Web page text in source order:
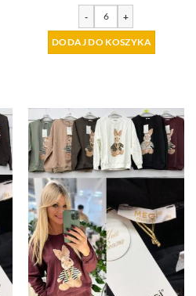
- +
DODAJ DO KOSZYKA